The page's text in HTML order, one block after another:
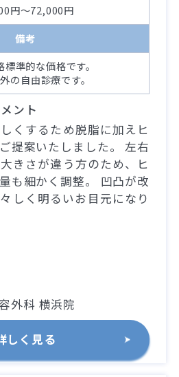
円～72,000円
備考
標準的な価格です。
の自由診療です。
ント
くするため脱脂に加えヒ
提案いたしました。 左右
きさが違う方のため、ヒ
も細かく調整。 凹凸が改
しく明るいお目元になり
外科 横浜院
しく見る